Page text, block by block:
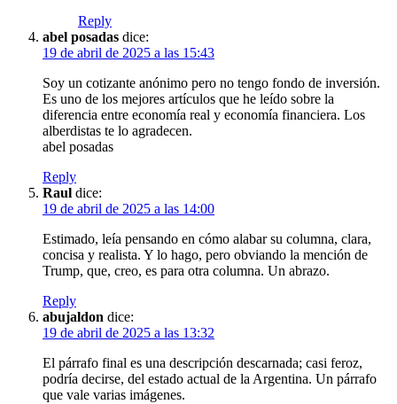
Reply
abel posadas dice:
19 de abril de 2025 a las 15:43
Soy un cotizante anónimo pero no tengo fondo de inversión.
Es uno de los mejores artículos que he leído sobre la
diferencia entre economía real y economía financiera. Los
alberdistas te lo agradecen.
abel posadas
Reply
Raul dice:
19 de abril de 2025 a las 14:00
Estimado, leía pensando en cómo alabar su columna, clara,
concisa y realista. Y lo hago, pero obviando la mención de
Trump, que, creo, es para otra columna. Un abrazo.
Reply
abujaldon dice:
19 de abril de 2025 a las 13:32
El párrafo final es una descripción descarnada; casi feroz,
podría decirse, del estado actual de la Argentina. Un párrafo
que vale varias imágenes.